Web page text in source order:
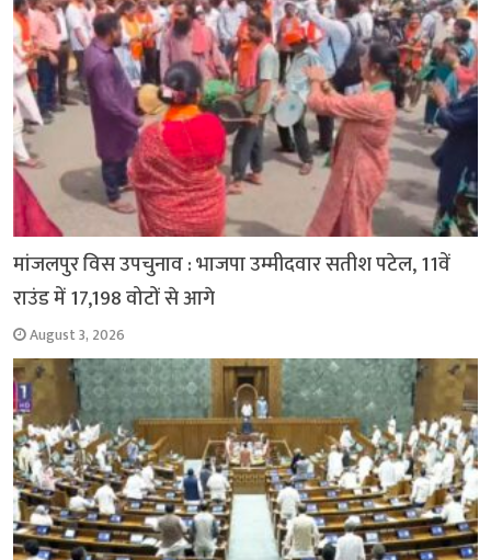
मांजलपुर विस उपचुनाव : भाजपा उम्मीदवार सतीश पटेल, 11वें
राउंड में 17,198 वोटों से आगे
August 3, 2026